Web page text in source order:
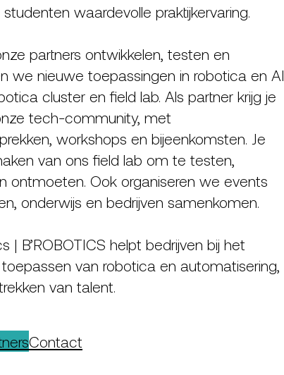
waardevolle praktijkervaring.
partners ontwikkelen, testen en
we nieuwe toepassingen in robotica en AI
cluster en field lab. Als partner krijg je
tech-community, met
workshops en bijeenkomsten. Je
van ons field lab om te testen,
ontmoeten. Ook organiseren we events
onderwijs en bedrijven samenkomen.
| B’ROBOTICS helpt bedrijven bij het
van robotica en automatisering,
van talent.
Contact